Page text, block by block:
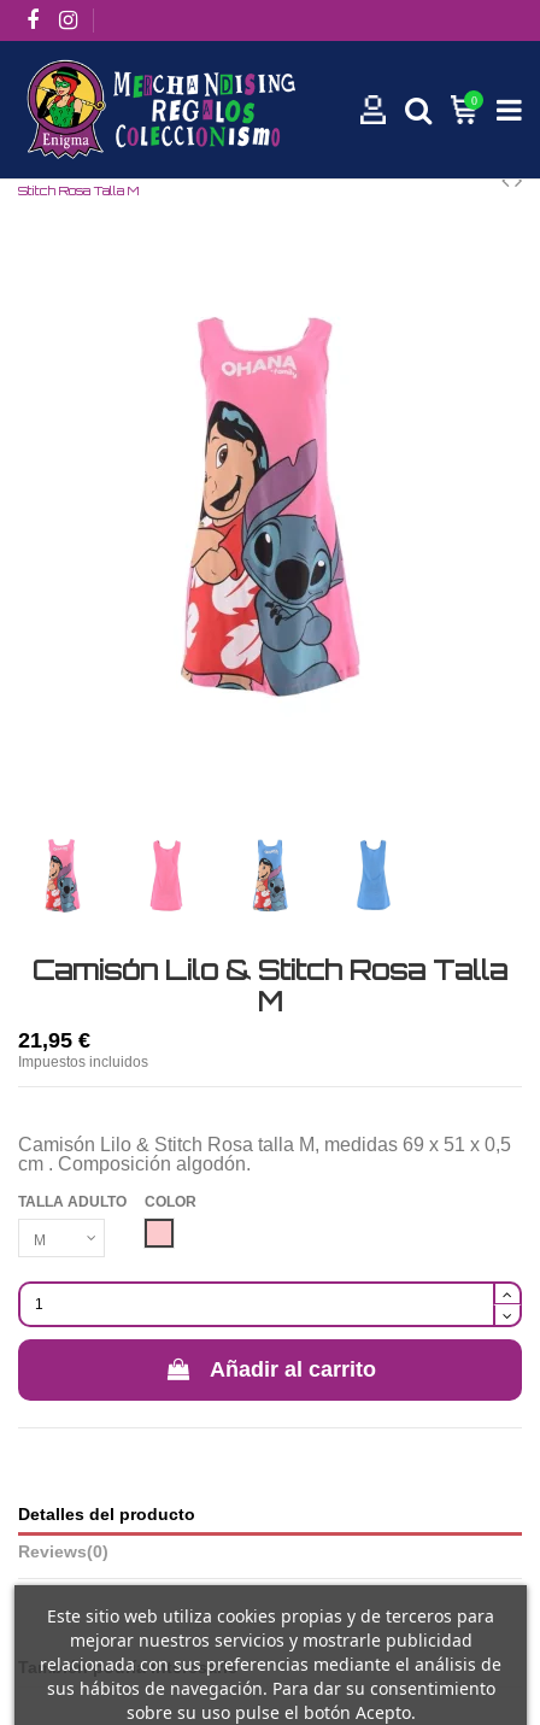
0
Stitch Rosa Talla M
Camisón Lilo & Stitch Rosa Talla
M
21,95 €
Impuestos incluidos
Camisón Lilo & Stitch Rosa talla M, medidas 69 x 51 x 0,5
cm . Composición algodón.
TALLA ADULTO
COLOR
Añadir al carrito
Detalles del producto
Reviews(0)
También podría interesarle
Este sitio web utiliza cookies propias y de terceros para
mejorar nuestros servicios y mostrarle publicidad
relacionada con sus preferencias mediante el análisis de
sus hábitos de navegación. Para dar su consentimiento
sobre su uso pulse el botón Acepto.